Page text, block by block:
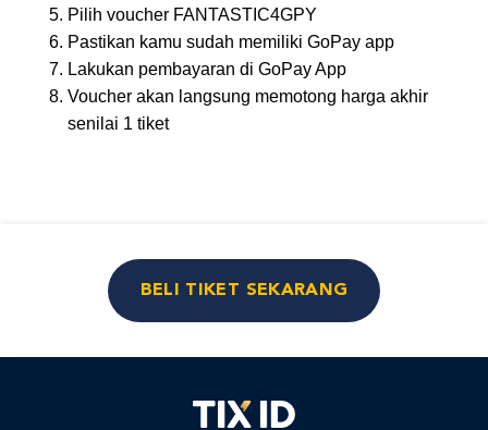
Pilih voucher FANTASTIC4GPY
Pastikan kamu sudah memiliki GoPay app
Lakukan pembayaran di GoPay App
Voucher akan langsung memotong harga akhir
senilai 1 tiket
BELI TIKET SEKARANG